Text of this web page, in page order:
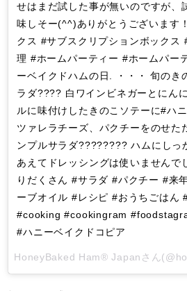
せはまだ試した事が無いのですが、
味しそー(^^)ありがとうございます
クス #サブスクリプションボックス
理 #ホームパーティー #ホームパー
ーベイクドハムの日. ・・・ 旬のき
ラダ???? 白ワインビネガーとにん
ルに味付けしたきのこソテーに#ハ
ツァレラチーズ、パクチーをのせた
ンプルサラダ???????? ハムにしっ
あえてドレッシングは使いませんで
りだくさん #サラダ #パクチー #来
ーブオイル #レシピ #おうちごはん
#cooking #cookingram
#ハニーベイクドコピア
HoneyBaked Ham®︎ Japan さん